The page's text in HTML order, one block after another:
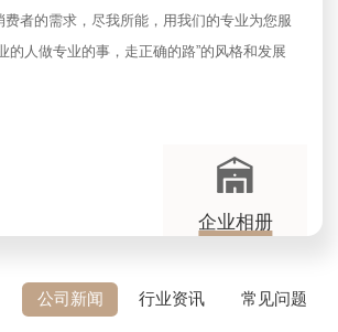
费者的需求，尽我所能，用我们的专业为您服
的人做专业的事，走正确的路”的风格和发展
企业相册
公司新闻 行业资讯 常见问题